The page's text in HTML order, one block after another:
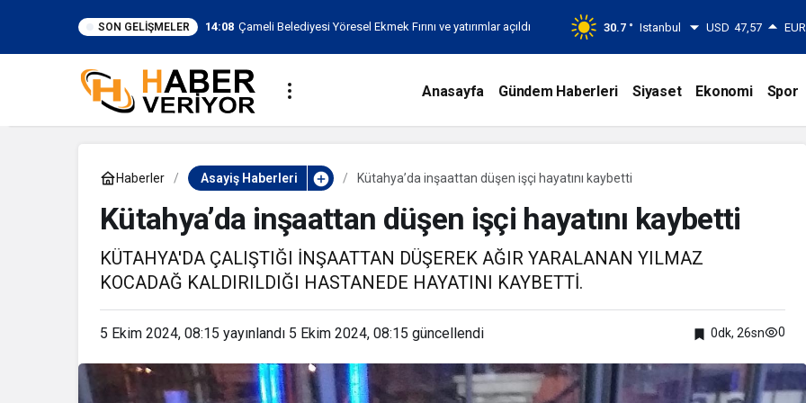
SON GELIŞMELER 14:08 Çameli Belediyesi Yöresel Ekmek Fırını ve yatırımlar açıldı 30.7 ° Istanbul USD 47,57
Anasayfa Gündem Haberleri Siyaset Ekonomi Spor
Haberler Asayiş Haberleri Kütahya’da inşaattan düşen işçi hayatını kaybetti
Kütahya’da inşaattan düşen işçi hayatını kaybetti
KÜTAHYA'DA ÇALIŞTIĞI İNŞAATTAN DÜŞEREK AĞIR YARALANAN YILMAZ
KOCADAĞ KALDIRILDIĞI HASTANEDE HAYATINI KAYBETTİ.
5 Ekim 2024, 08:15 yayınlandı 5 Ekim 2024, 08:15 güncellendi 0dk, 26sn 0